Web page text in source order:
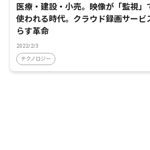
医療・建設・小売。映像が「監視」
使われる時代。クラウド録画サービ
らす革命
2022/2/3
テクノロジー